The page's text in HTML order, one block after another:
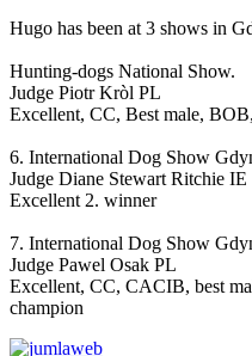
Hugo has been at 3 shows in
Hunting-dogs National Show.
Judge Piotr Kròl PL
Excellent, CC, Best male,
6. International Dog Show
Judge Diane Stewart Ritchie IE
Excellent 2. winner
7. International Dog Show
Judge Pawel Osak PL
Excellent, CC, CACIB, best
champion